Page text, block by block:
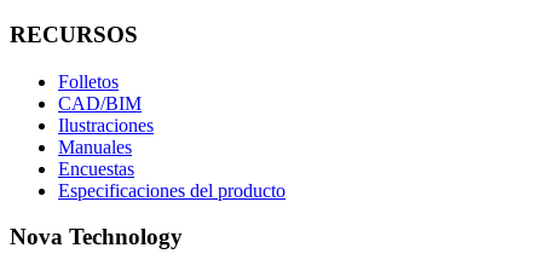
RECURSOS
Folletos
CAD/BIM
Ilustraciones
Manuales
Encuestas
Especificaciones del producto
Nova Technology